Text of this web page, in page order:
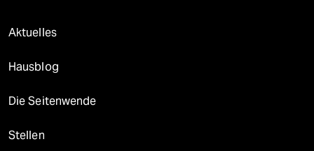
Aktuelles
Hausblog
Die Seitenwende
Stellen